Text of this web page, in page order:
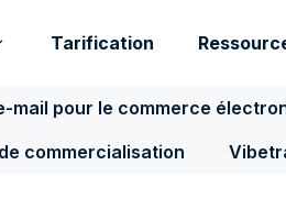
Tarification
mail pour le commerce
commercialisation